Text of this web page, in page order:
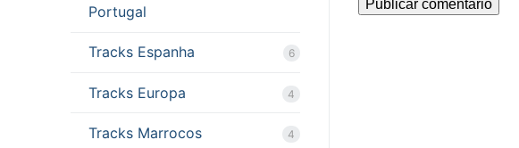
Portugal
Tracks Espanha 6
Tracks Europa 4
Tracks Marrocos 4